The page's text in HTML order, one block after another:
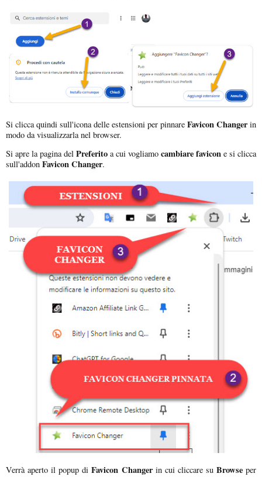
Si clicca quindi sull'icona delle estensioni per pinnare Favicon Changerin
modo da visualizzarla nel browser.
Si apre la pagina del Preferito a cui vogliamo cambiare favicon e si clicca
sull'addon Favicon Changer.
Verrà aperto il popup diFavicon Changerin cui cliccare su Browseper